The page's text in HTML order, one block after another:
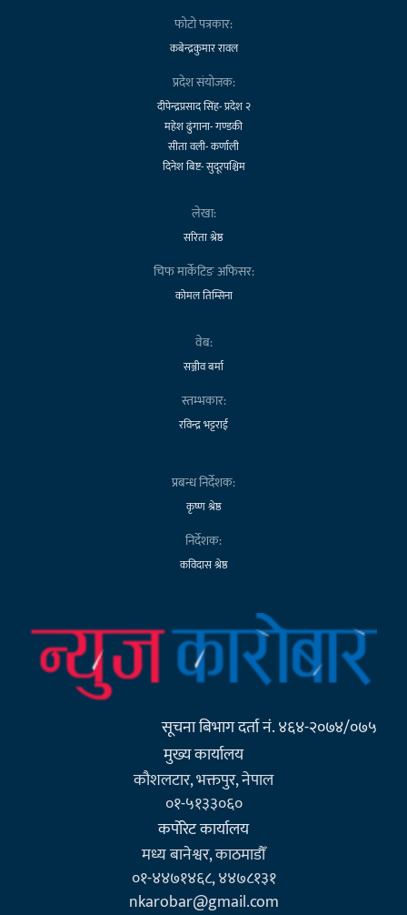
फोटो पत्रकार:
कबेन्द्रकुमार रावल
प्रदेश संयोजक:
दीपेन्द्रप्रसाद सिंह- प्रदेश २
महेश ढुंगाना- गण्डकी
सीता वली- कर्णाली
दिनेश बिष्ट- सुदूरपश्चिम
लेखा:
सरिता श्रेष्ठ
चिफ मार्केटिङ अफिसर:
कोमल तिम्सिना
वेब:
सञ्जीव बर्मा
स्तम्भकार:
रविन्द्र भट्टराई
प्रबन्ध निर्देशक:
कृष्ण श्रेष्ठ
निर्देशक:
कविदास श्रेष्ठ
सूचना बिभाग दर्ता नं. ४६४-२०७४/०७५
मुख्य कार्यालय
कौशलटार, भक्तपुर, नेपाल
०१-५१३३०६०
कर्पाेरेट कार्यालय
मध्य बानेश्वर, काठमाडौँ
०१-४४७१४६८, ४४७८१३१
nkarobar@gmail.com